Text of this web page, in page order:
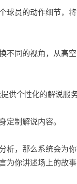
球员的动作细节，
不同的视角，从高
供个性化的解说服务
定制解说内容。
析，那么系统会为
为你讲述场上的故